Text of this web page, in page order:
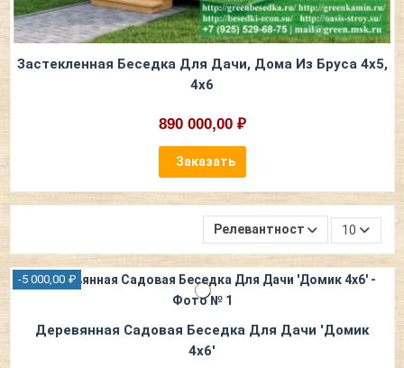
Застекленная Беседка Для Дачи, Дома Из Бруса 4х5,
4х6
890 000,00 ₽
Заказать
Релевантность 10
-5 000,00 ₽
Деревянная Садовая Беседка Для Дачи 'Домик
4х6'